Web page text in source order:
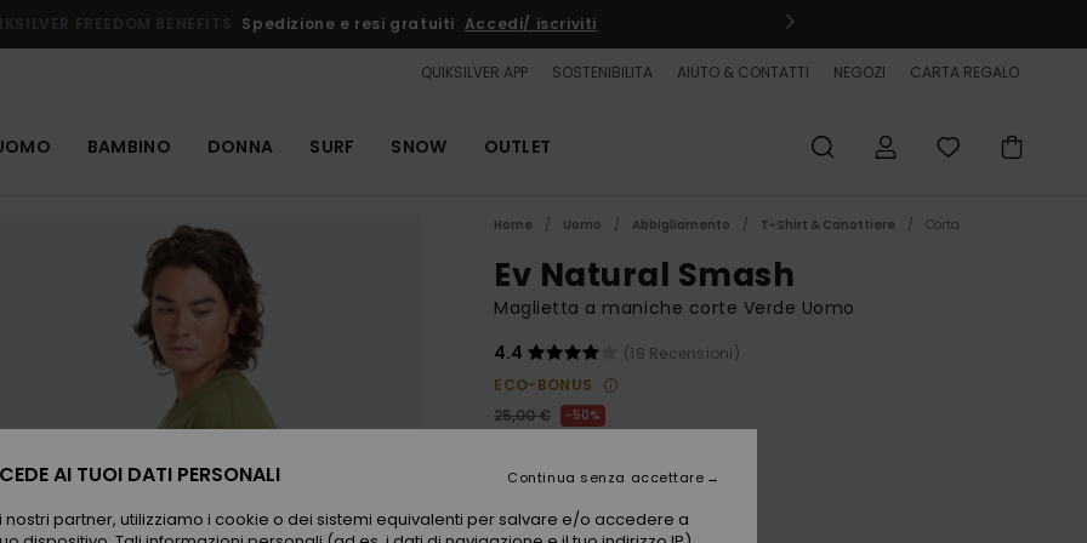
FREEDOM BENEFITS Spedizione e resi gratuiti Accedi/ iscriviti
QUIKSILVER APP SOSTENIBILITA AIUTO & CONTATTI NEGOZI CARTA REGALO
BAMBINO DONNA SURF SNOW OUTLET
Home Uomo Abbigliamento T-Shirt & Canottiere Corta
Ev Natural Smash
Maglietta a maniche corte Verde Uomo
4.4
(18 Recensioni)
ECO-BONUS
25,00 €
50%
OUTLET
AI TUOI DATI PERSONALI
partner, utilizziamo i cookie o dei sistemi equivalenti per salvare e/o accedere a
Continua senza accettare